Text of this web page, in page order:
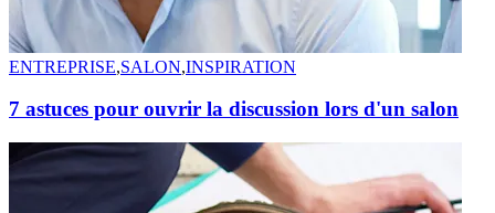
ENTREPRISE,SALON,INSPIRATION
7 astuces pour ouvrir la discussion lors d'un salon